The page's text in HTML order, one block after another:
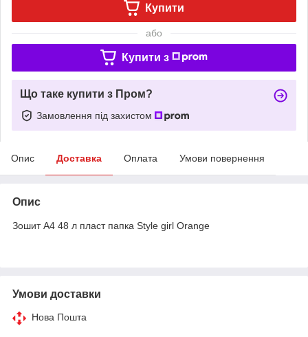
Купити
або
Купити з
Що таке купити з Пром?
Замовлення під захистом
Опис Доставка Оплата Умови повернення
Опис
Зошит А4 48 л пласт папка Style girl Orange
Умови доставки
Нова Пошта